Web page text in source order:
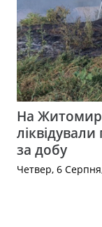
На
за добу
Четвер, 6